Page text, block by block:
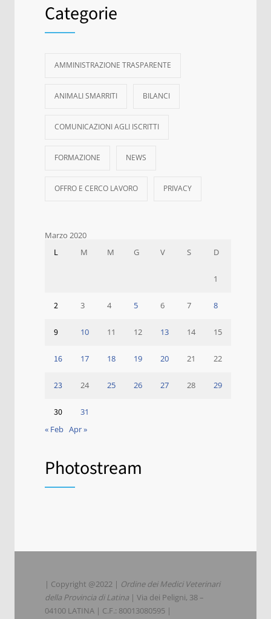
Categorie
AMMINISTRAZIONE TRASPARENTE
ANIMALI SMARRITI BILANCI
COMUNICAZIONI AGLI ISCRITTI
FORMAZIONE NEWS
OFFRO E CERCO LAVORO PRIVACY
Marzo 2020
L M M G V S D
1
2 3 4 5 6 7 8
9 10 11 12 13 14 15
16 17 18 19 20 21 22
23 24 25 26 27 28 29
30
31
« Feb Apr »
Photostream
| Copyright @2022 | Ordine dei Medici Veterinari
della Provincia di Latina | Via dei Peligni, 38 –
04100 LATINA | C.F.: 80013080595 |